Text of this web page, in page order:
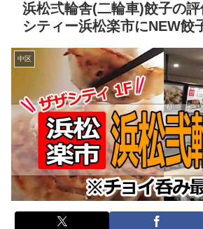
浜松弍輪舎(二輪車)餃子の
シティー浜松楽市にNEW餃
中区